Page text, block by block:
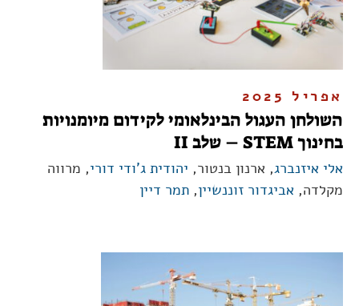
אפריל 2025
השולחן העגול הבינלאומי לקידום מיומנויות
בחינוך STEM – שלב II
אלי איזנברג, ארנון בנטור, יהודית ג'ודי דורי, מרווה
מקלדה, אביגדור זוננשיין, תמר דיין